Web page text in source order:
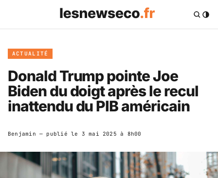
ACTUALITÉ
Donald Trump pointe Joe
Biden du doigt après le recul
inattendu du PIB américain
Benjamin — publié le 3 mai 2025 à 8h00